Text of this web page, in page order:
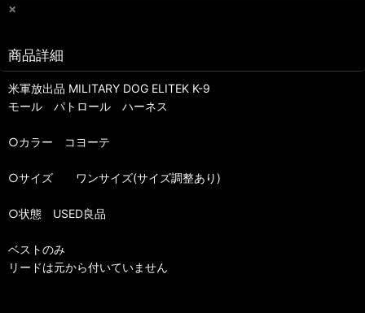
×
商品詳細
米軍放出品 MILITARY DOG ELITEK K-9
モール パトロール ハーネス
○カラー コヨーテ
○サイズ ワンサイズ(サイズ調整あり)
○状態 USED良品
ベストのみ
リードは元から付いていません